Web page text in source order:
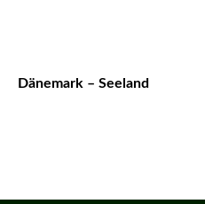
Dänemark – Seeland